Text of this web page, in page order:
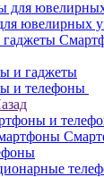
ювелирных
и гаджеты
и телефоны
и